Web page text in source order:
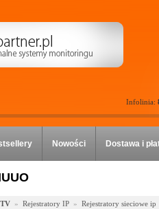
Infolinia:
Nowości Dostawa i
» Rejestratory IP » Rejestratory sieciowe ip